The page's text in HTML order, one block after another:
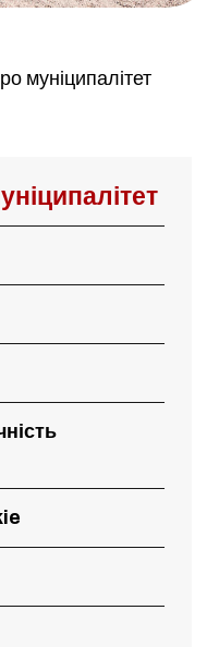
муніципалітет